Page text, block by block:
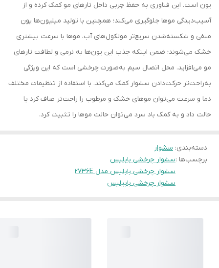
یون است. این فناوری به حفظ چربی داخل تارهای مو کمک کرده و از
آسیب‌دیدگی موها جلوگیری می‌کند؛ همچنین با تولید میلیون‌ها یون
منفی و شکسته‌شدن سریع‌تر مولکول‌های آب، موها با سرعت بیشتری
خشک می‌شوند؛ ضمن اینکه جذب این یون‌ها به نرمی و لطافت تارهای
مو می‌افزاید. محل اتصال سیم به‌صورت چرخشی است که این ویژگی
به‌راحت‌تر حرکت‌دادن سشوار کمک می‌کند. با استفاده از تنظیمات مختلف
دما و سرعت می‌توان موهای خشک و مرطوب را راحت‌تر صاف کرد یا
حالت داد و به کمک باد سرد می‌توان حالت موها را تثبیت کرد.
دسته‌بندی: سشوار
برچسب‌ها :سشوار چرخشی بابلیس
سشوار چرخشی بابلیس مدل 2736E
سشوار چرخشی بابیلیس